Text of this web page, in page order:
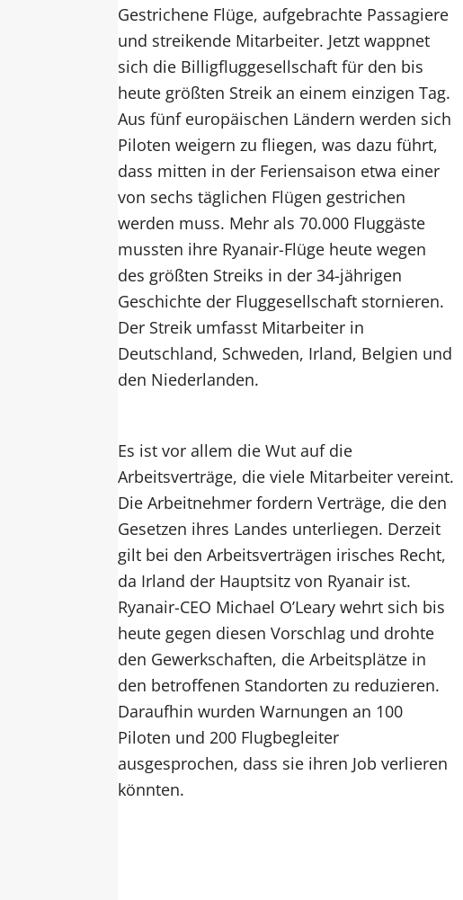
Gestrichene Flüge, aufgebrachte Passagiere
und streikende Mitarbeiter. Jetzt wappnet
sich die Billigfluggesellschaft für den bis
heute größten Streik an einem einzigen Tag.
Aus fünf europäischen Ländern werden sich
Piloten weigern zu fliegen, was dazu führt,
dass mitten in der Feriensaison etwa einer
von sechs täglichen Flügen gestrichen
werden muss. Mehr als 70.000 Fluggäste
mussten ihre Ryanair-Flüge heute wegen
des größten Streiks in der 34-jährigen
Geschichte der Fluggesellschaft stornieren.
Der Streik umfasst Mitarbeiter in
Deutschland, Schweden, Irland, Belgien und
den Niederlanden.
Es ist vor allem die Wut auf die
Arbeitsverträge, die viele Mitarbeiter vereint.
Die Arbeitnehmer fordern Verträge, die den
Gesetzen ihres Landes unterliegen. Derzeit
gilt bei den Arbeitsverträgen irisches Recht,
da Irland der Hauptsitz von Ryanair ist.
Ryanair-CEO Michael O’Leary wehrt sich bis
heute gegen diesen Vorschlag und drohte
den Gewerkschaften, die Arbeitsplätze in
den betroffenen Standorten zu reduzieren.
Daraufhin wurden Warnungen an 100
Piloten und 200 Flugbegleiter
ausgesprochen, dass sie ihren Job verlieren
könnten.